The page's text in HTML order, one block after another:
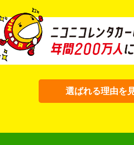
選ばれる理由を